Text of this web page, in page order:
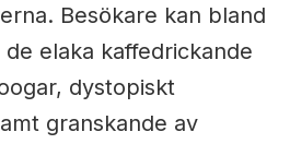
Besökare kan bland
elaka kaffedrickande
dystopiskt
granskande av